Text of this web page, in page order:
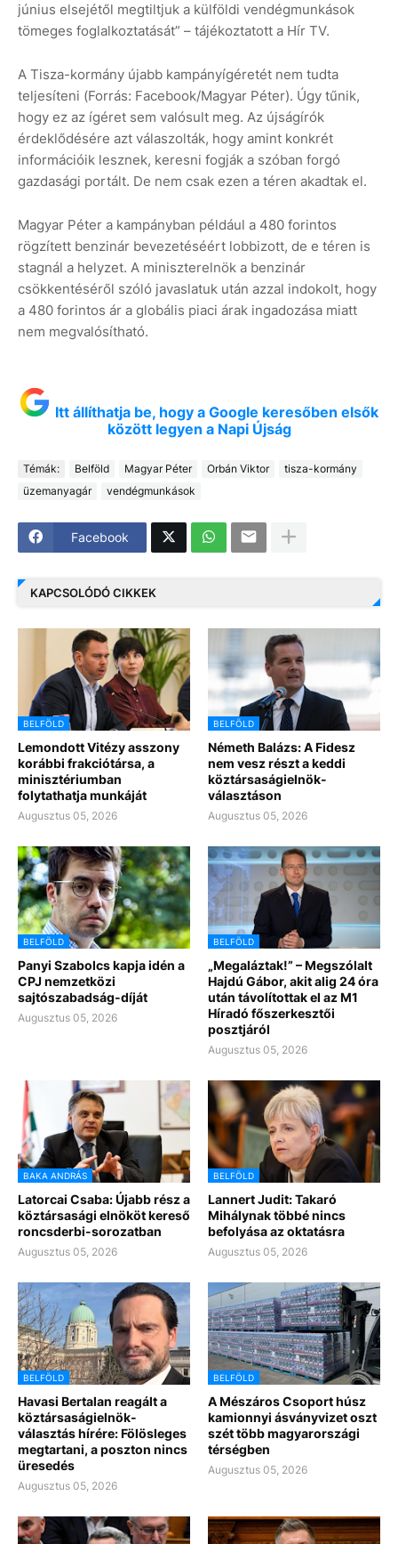
június elsejétől megtiltjuk a külföldi vendégmunkások
tömeges foglalkoztatását” – tájékoztatott a Hír TV.
A Tisza-kormány újabb kampányígéretét nem tudta
teljesíteni (Forrás: Facebook/Magyar Péter). Úgy tűnik,
hogy ez az ígéret sem valósult meg. Az újságírók
érdeklődésére azt válaszolták, hogy amint konkrét
információik lesznek, keresni fogják a szóban forgó
gazdasági portált. De nem csak ezen a téren akadtak el.
Magyar Péter a kampányban például a 480 forintos
rögzített benzinár bevezetéséért lobbizott, de e téren is
stagnál a helyzet. A miniszterelnök a benzinár
csökkentéséről szóló javaslatuk után azzal indokolt, hogy
a 480 forintos ár a globális piaci árak ingadozása miatt
nem megvalósítható.
Itt állíthatja be, hogy a Google keresőben elsők
között legyen a Napi Újság
Témák: Belföld Magyar Péter Orbán Viktor
tisza-kormány
üzemanyagár
vendégmunkások
Facebook
KAPCSOLÓDÓ CIKKEK
BELFÖLD
Lemondott Vitézy asszony
korábbi frakciótársa, a
minisztériumban
folytathatja munkáját
Augusztus 05, 2026
BELFÖLD
Németh Balázs: A Fidesz
nem vesz részt a keddi
köztársaságielnök-
választáson
Augusztus 05, 2026
BELFÖLD
Panyi Szabolcs kapja idén a
CPJ nemzetközi
sajtószabadság-díját
Augusztus 05, 2026
BELFÖLD
„Megaláztak!” – Megszólalt
Hajdú Gábor, akit alig 24 óra
után távolítottak el az M1
Híradó főszerkesztői
posztjáról
Augusztus 05, 2026
BAKA ANDRÁS
Latorcai Csaba: Újabb rész a
köztársasági elnököt kereső
roncsderbi-sorozatban
Augusztus 05, 2026
BELFÖLD
Lannert Judit: Takaró
Mihálynak többé nincs
befolyása az oktatásra
Augusztus 05, 2026
BELFÖLD
Havasi Bertalan reagált a
köztársaságielnök-
választás hírére: Fölösleges
megtartani, a poszton nincs
üresedés
Augusztus 05, 2026
BELFÖLD
A Mészáros Csoport húsz
kamionnyi ásványvizet oszt
szét több magyarországi
térségben
Augusztus 05, 2026